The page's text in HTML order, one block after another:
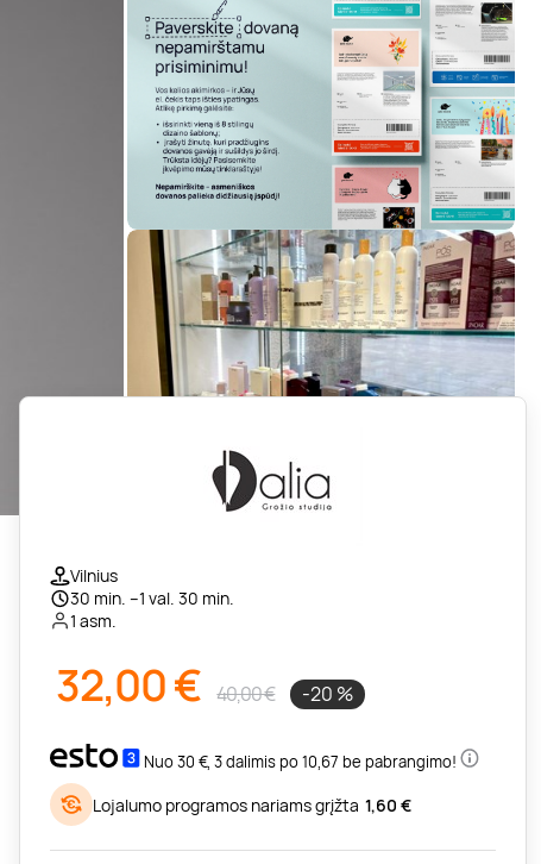
Vilnius
30 min. –1 val. 30 min.
1 asm.
32,00€ 40,00 € -20 %
Nuo 30 €, 3 dalimis po 10,67 be pabrangimo!
Lojalumo programos nariams grįžta 1,60 €